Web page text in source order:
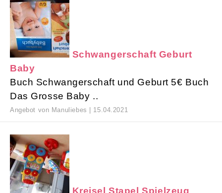
Schwangerschaft Geburt
Baby
Buch Schwangerschaft und Geburt 5€ Buch
Das Grosse Baby ..
Angebot von Manuliebes | 15.04.2021
Kreisel Stapel Spielzeug